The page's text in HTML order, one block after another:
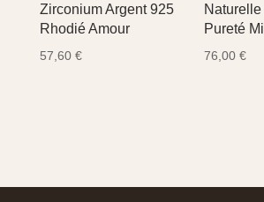
Zirconium Argent 925
Rhodié Amour
57,60 €
Pureté
76,00€